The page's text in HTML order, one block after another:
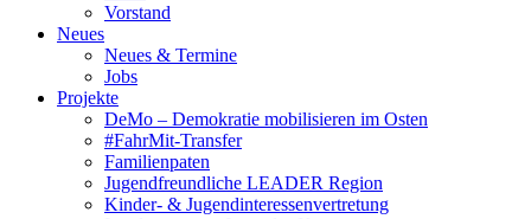
Vorstand
Neues
Neues & Termine
Jobs
Projekte
DeMo – Demokratie mobilisieren im Osten
#FahrMit-Transfer
Familienpaten
Jugendfreundliche LEADER Region
Kinder- & Jugendinteressenvertretung